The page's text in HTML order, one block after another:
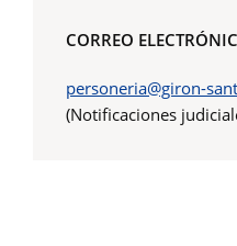
CORREO
personeria@giron-
(Notificaciones